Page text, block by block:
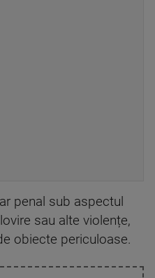
penal sub aspectul
sau alte violențe,
obiecte periculoase.